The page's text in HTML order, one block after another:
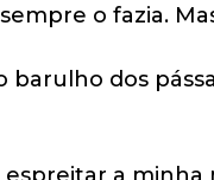
o fazia.
barulho dos